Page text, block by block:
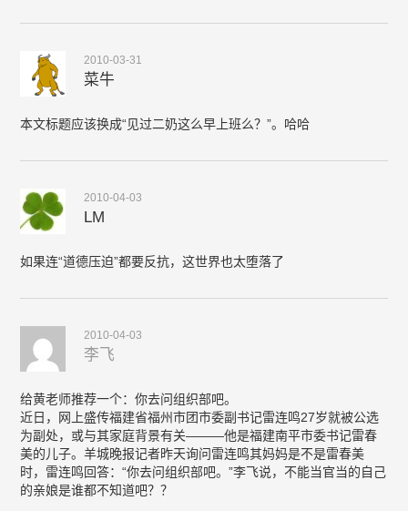
2010-03-31
菜牛
本文标题应该换成“见过二奶这么早上班么？”。哈哈
2010-04-03
LM
如果连“道德压迫”都要反抗，这世界也太堕落了
2010-04-03
李飞
给黄老师推荐一个：你去问组织部吧。
近日，网上盛传福建省福州市团市委副书记雷连鸣27岁就被公选
为副处，或与其家庭背景有关———他是福建南平市委书记雷春
美的儿子。羊城晚报记者昨天询问雷连鸣其妈妈是不是雷春美
时，雷连鸣回答：“你去问组织部吧。”李飞说，不能当官当的自己
的亲娘是谁都不知道吧？？